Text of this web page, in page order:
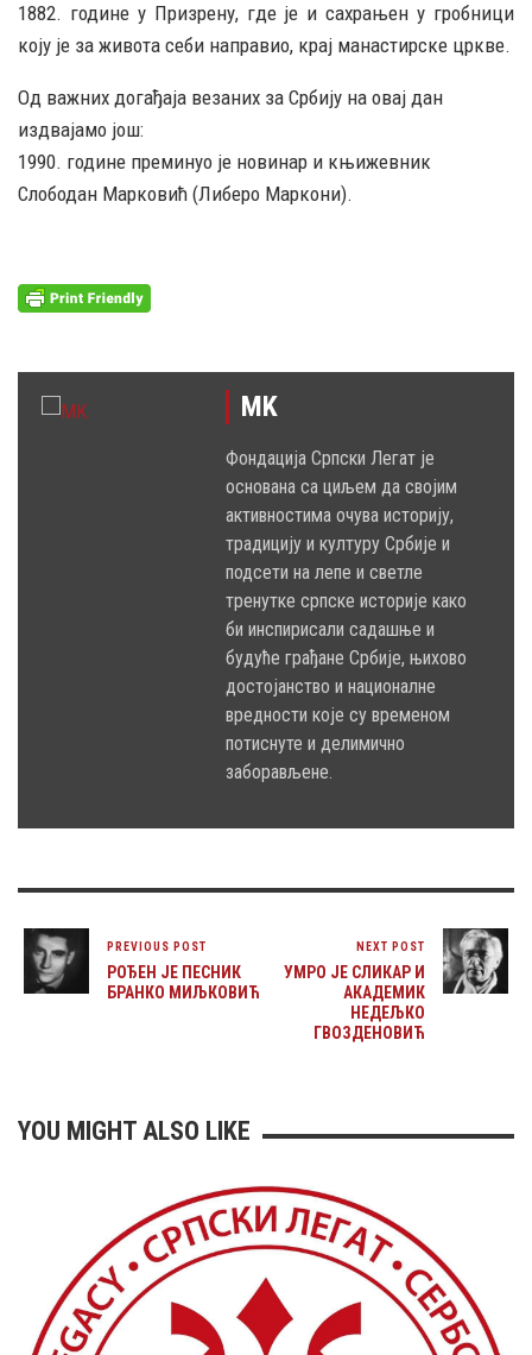
1882. године у Призрену, где је и сахрањен у гробници
коју је за живота себи направио, крај манастирске цркве.
Од важних догађаја везаних за Србију на овај дан
издвајамо још:
1990. године преминуо је новинар и књижевник
Слободан Марковић (Либеро Маркони).
MK
Фондација Српски Легат је
основана са циљем да својим
активностима очува историју,
традицију и културу Србије и
подсети на лепе и светле
тренутке српске историје како
би инспирисали садашње и
будуће грађане Србије, њихово
достојанство и националне
вредности које су временом
потиснуте и делимично
заборављене.
PREVIOUS POST
РОЂЕН ЈЕ ПЕСНИК
БРАНКО МИЉКОВИЋ
NEXT POST
УМРО ЈЕ СЛИКАР И
АКАДЕМИК
НЕДЕЉКО
ГВОЗДЕНОВИЋ
YOU MIGHT ALSO LIKE